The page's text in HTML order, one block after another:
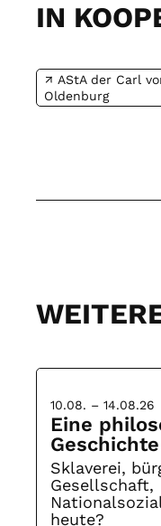
IN
AStA der Carl
Oldenburg
10.08. – 14.08.26
Eine
Sklaverei,
Gesellschaft,
heute?